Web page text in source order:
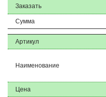
Заказать
Сумма
Артикул
Наименование
Цена